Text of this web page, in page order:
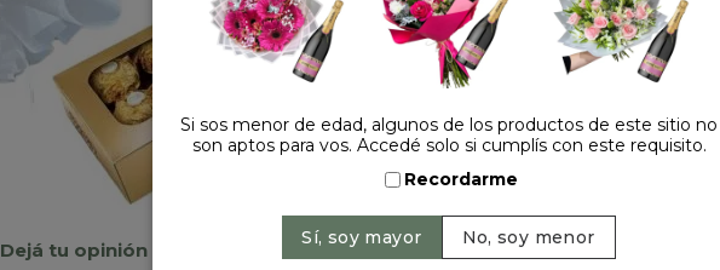
Dejá tu opinión
HACELO
Si sos menor de edad, algunos de los productos de este sitio no
son aptos para vos. Accedé solo si cumplís con este requisito.
Recordarme